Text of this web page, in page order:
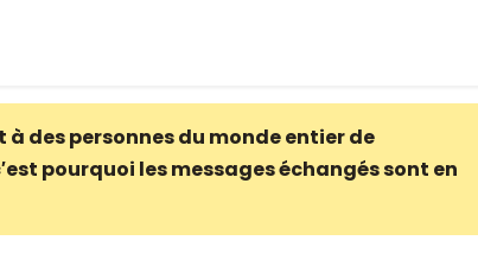
à des personnes du monde entier de
pourquoi les messages échangés sont en